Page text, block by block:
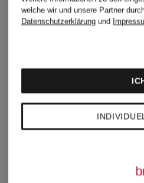
Gürtel
TIGER
OF
SWEDEN
welche wir und unsere Partner
Datenschutzerklärung und